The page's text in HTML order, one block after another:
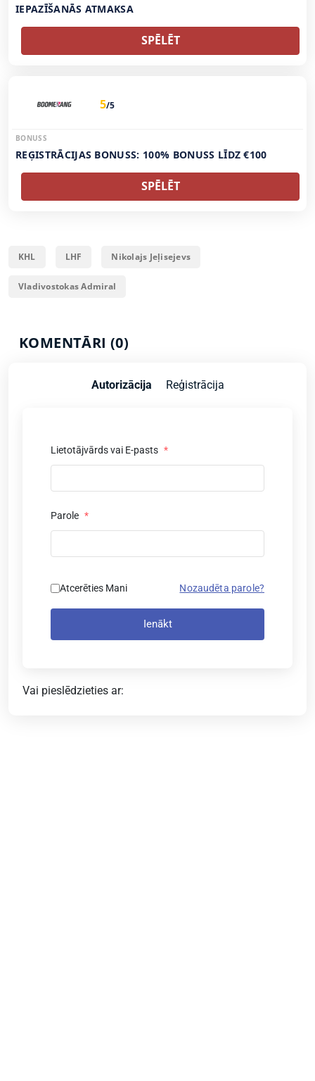
IEPAZĪŠANĀS ATMAKSA
SPĒLĒT
5/5
BONUSS
REĢISTRĀCIJAS BONUSS: 100% BONUSS LĪDZ €100
SPĒLĒT
KHL LHF Nikolajs Jeļisejevs
Vladivostokas Admiral
KOMENTĀRI (0)
Autorizācija Reģistrācija
Lietotājvārds vai E-pasts *
Parole *
Atcerēties Mani Nozaudēta parole?
Ienākt
Vai pieslēdzieties ar: